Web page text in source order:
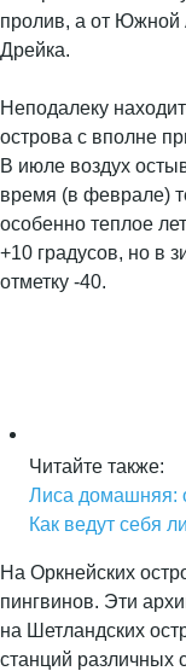
пролив, а от Южной
Дрейка.
Неподалеку
острова с вполне
В июле воздух
время (в феврале)
особенно теплое
+10 градусов, но в
отметку -40.
Читайте также:
Лиса домашняя:
Как ведут себя
На Оркнейских
пингвинов. Эти
на Шетландских
станций различных